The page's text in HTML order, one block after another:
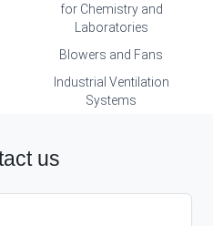
for Chemistry and
Laboratories
Blowers and Fans
Industrial Ventilation
Systems
us